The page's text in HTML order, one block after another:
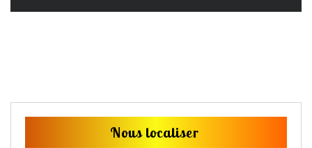
Nous localiser